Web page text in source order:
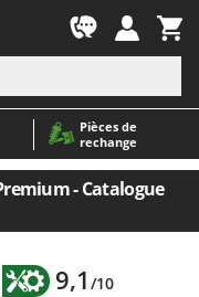
Pièces de
rechange
autoportés
- Catalogue
9,1 /10